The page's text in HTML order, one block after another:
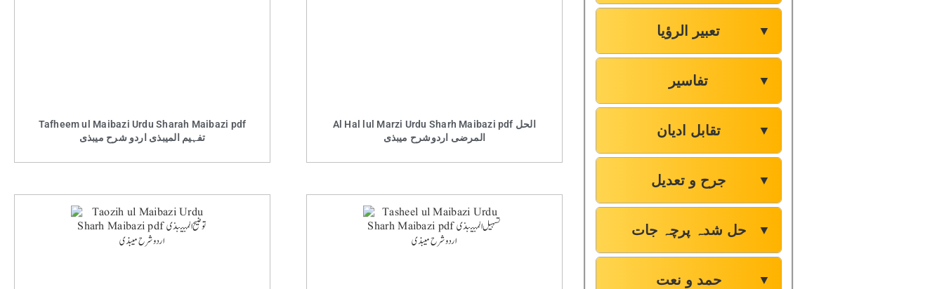
Tafheem ul Maibazi Urdu Sharah Maibazi pdf
تفہیم المیبذی اردو شرح میبذی
Al Hal lul Marzi Urdu Sharh Maibazi pdf الحل
المرضی اردوشرح میبذی
تعبیر الرؤیا ▼
تفاسیر ▼
تقابل ادیان ▼
جرح و تعدیل ▼
حل شدہ پرچہ جات ▼
حمد و نعت ▼